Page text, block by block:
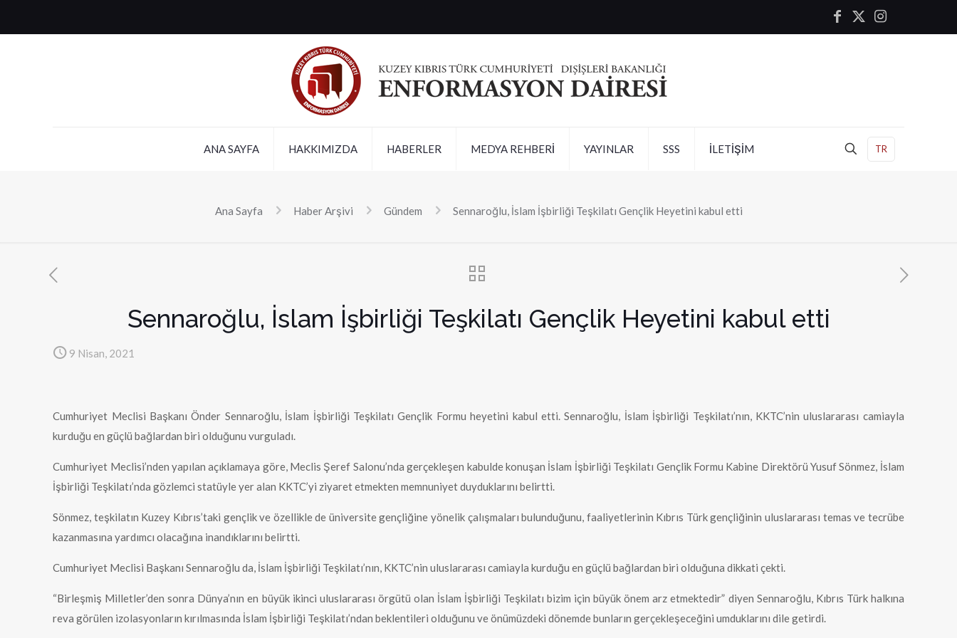
ANA SAYFA HAKKIMIZDA HABERLER MEDYA REHBERİ YAYINLAR SSS İLETİŞİM TR
Ana Sayfa Haber Arşivi Gündem Sennaroğlu, İslam İşbirliği Teşkilatı Gençlik Heyetini kabul etti
Sennaroğlu, İslam İşbirliği Teşkilatı Gençlik Heyetini kabul etti
9 Nisan, 2021
Cumhuriyet Meclisi Başkanı Önder Sennaroğlu, İslam İşbirliği Teşkilatı Gençlik Formu heyetini kabul etti. Sennaroğlu, İslam İşbirliği Teşkilatı’nın, KKTC’nin uluslararası camiayla
kurduğu en güçlü bağlardan biri olduğunu vurguladı.
Cumhuriyet Meclisi’nden yapılan açıklamaya göre, Meclis Şeref Salonu’nda gerçekleşen kabulde konuşan İslam İşbirliği Teşkilatı Gençlik Formu Kabine Direktörü Yusuf Sönmez, İslam
İşbirliği Teşkilatı’nda gözlemci statüyle yer alan KKTC’yi ziyaret etmekten memnuniyet duyduklarını belirtti.
Sönmez, teşkilatın Kuzey Kıbrıs’taki gençlik ve özellikle de üniversite gençliğine yönelik çalışmaları bulunduğunu, faaliyetlerinin Kıbrıs Türk gençliğinin uluslararası temas ve tecrübe
kazanmasına yardımcı olacağına inandıklarını belirtti.
Cumhuriyet Meclisi Başkanı Sennaroğlu da, İslam İşbirliği Teşkilatı’nın, KKTC’nin uluslararası camiayla kurduğu en güçlü bağlardan biri olduğuna dikkati çekti.
“Birleşmiş Milletler’den sonra Dünya’nın en büyük ikinci uluslararası örgütü olan İslam İşbirliği Teşkilatı bizim için büyük önem arz etmektedir” diyen Sennaroğlu, Kıbrıs Türk halkına
reva görülen izolasyonların kırılmasında İslam İşbirliği Teşkilatı’ndan beklentileri olduğunu ve önümüzdeki dönemde bunların gerçekleşeceğini umduklarını dile getirdi.